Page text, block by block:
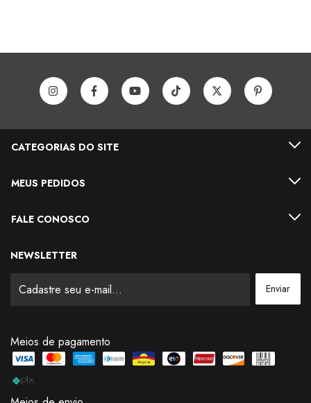
CATEGORIAS DO SITE
MEUS PEDIDOS
FALE CONOSCO
NEWSLETTER
Meios de pagamento